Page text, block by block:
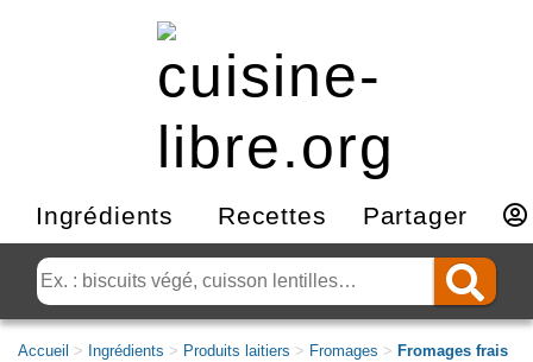
Ingrédients Recettes Partager
Accueil > Ingrédients > Produits laitiers > Fromages > Fromages frais